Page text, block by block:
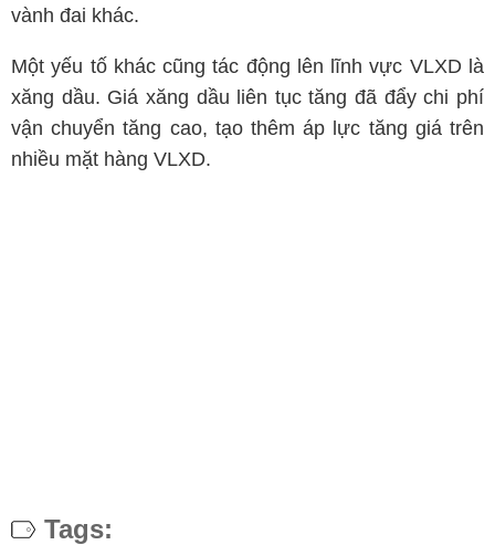
vành đai khác.
Một yếu tố khác cũng tác động lên lĩnh vực VLXD là
xăng dầu. Giá xăng dầu liên tục tăng đã đẩy chi phí
vận chuyển tăng cao, tạo thêm áp lực tăng giá trên
nhiều mặt hàng VLXD.
Tags: